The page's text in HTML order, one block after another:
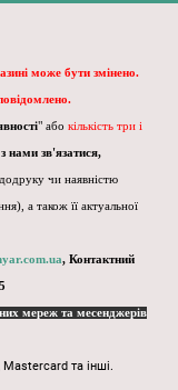
може бути змінено.
" або кількість три і
з нами зв'язатися,
додруку чи наявністю
а також її актуальної
, Контактний
мереж та месенджерів
та інші.